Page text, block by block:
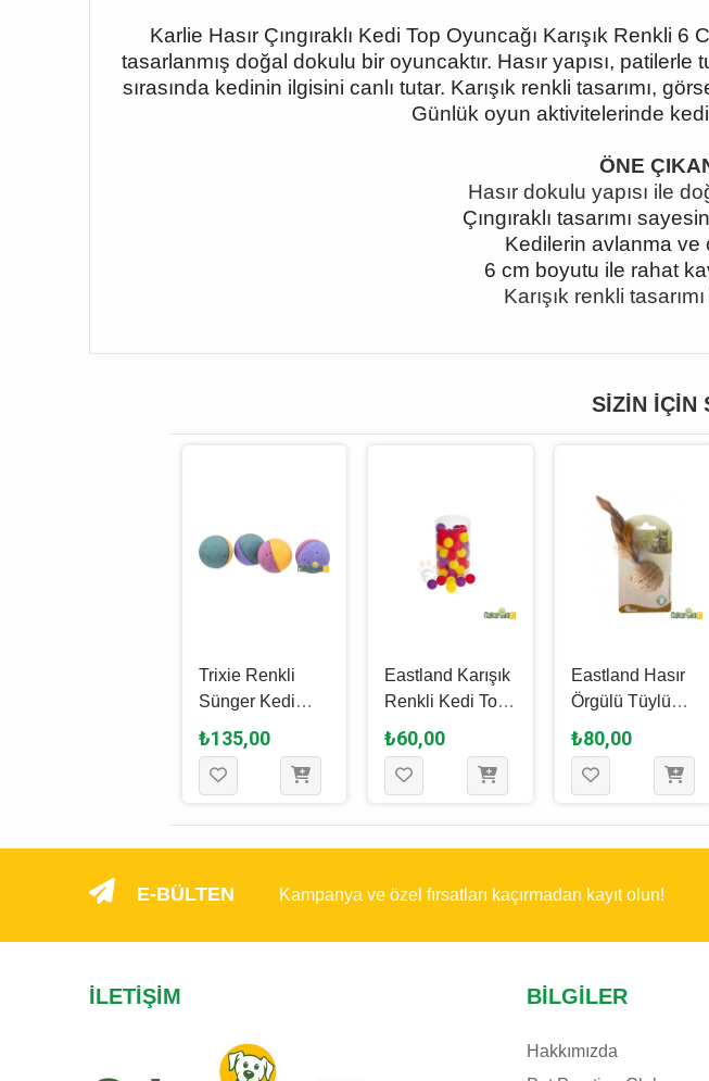
Karlie Hasır Çıngıraklı Kedi Top Oyuncağı Karışık
tasarlanmış doğal dokulu bir oyuncaktır. Hasır yapısı,
sırasında kedinin ilgisini canlı tutar. Karışık renkli tasarımı,
Günlük oyun aktivitelerinde
ÖNE
Hasır dokulu yapısı ile
Çıngıraklı tasarımı
Kedilerin avlanma
6 cm boyutu ile rahat
Karışık renkli
SIZIN İÇIN
Trixie Renkli
Sünger Kedi
Topu Karışık
Renkli 4.3 Cm -
1 Adet
₺135,00
Eastland Karışık
Renkli Kedi Topu
5 Cm - 1 Adet
₺60,00
Eastland Hasır
Örgülü Tüylü
Kedi Topu 4 Cm
₺80,00
E-BÜLTEN Kampanya ve özel fırsatları kaçırmadan kayıt olun!
İLETIŞIM BILGILER
Hakkımızda